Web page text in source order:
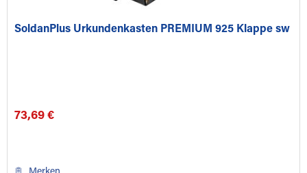
SoldanPlus Urkundenkasten PREMIUM 925 Klappe sw
73,69 €